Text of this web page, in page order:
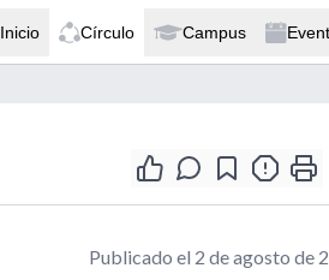
Inicio Círculo Campus
Publicado el 2 de agosto de